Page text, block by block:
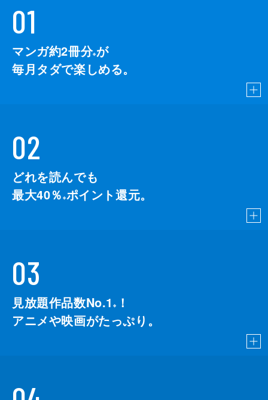
01
マンガ約2冊分※が
毎月タダで楽しめる。
02
どれを読んでも
最大40％ ※ポイント還元。
03
見放題作品数No.1 ※
！
アニメや映画がたっぷり。